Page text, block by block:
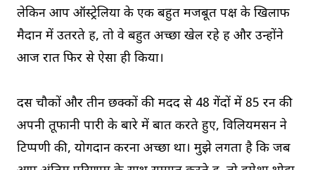
लेकिन आप ऑस्ट्रेलिया के एक बहुत मजबूत पक्ष के खिलाफ
मैदान में उतरते हैं, तो वे बहुत अच्छा खेल रहे हैं और उन्होंने
आज रात फिर से ऐसा ही किया।
दस चौकों और तीन छक्कों की मदद से 48 गेंदों में 85 रन की
अपनी तूफानी पारी के बारे में बात करते हुए, विलियमसन ने
टिप्पणी की, योगदान करना अच्छा था। मुझे लगता है कि जब